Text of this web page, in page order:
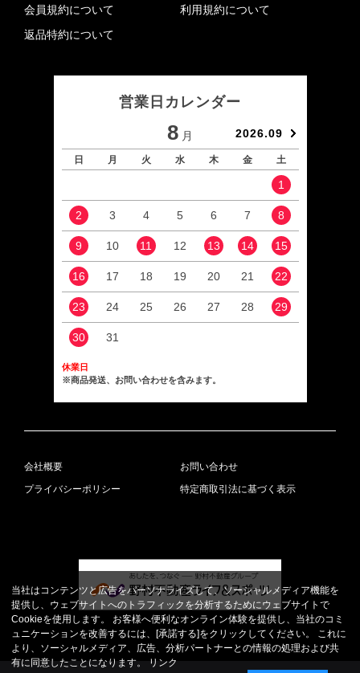
会員規約について
返品特約について
利用規約について
営業日カレンダー
8 月 2026.09
日 月 火 水 木 金 土
1
2 3 4 5 6 7 8
9 10 11 12 13 14 15
16 17 18 19 20 21 22
23 24 25 26 27 28 29
30 31
休業日
※商品発送、お問い合わせを含みます。
会社概要
お問い合わせ
プライバシーポリシー
特定商取引法に基づく表示
当社はコンテンツと広告をパーソナライズして、ソーシャルメディア機能を
提供し、ウェブサイトへのトラフィックを分析するためにウェブサイトで
Cookieを使用します。 お客様へ便利なオンライン体験を提供し、当社のコミ
ュニケーションを改善するには、[承諾する]をクリックしてください。 これに
より、ソーシャルメディア、広告、分析パートナーとの情報の処理および共
有に同意したことになります。
リンク